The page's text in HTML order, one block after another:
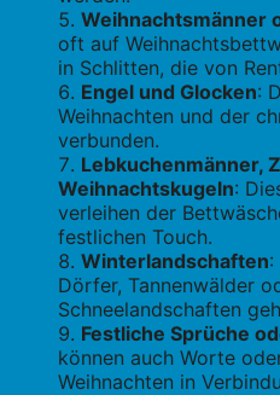
Weihnachtsmänner
oft auf
in Schlitten, die von
Engel und Glocken:
Weihnachten und der
verbunden.
Lebkuchenmänner,
Weihnachtskugeln:
verleihen der
festlichen Touch.
Winterlandschaften:
Dörfer, Tannenwälder
Schneelandschaften
Festliche Sprüche
können auch Worte
Weihnachten in